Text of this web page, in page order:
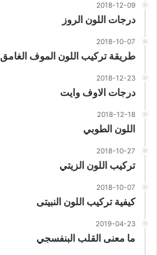
2018-12-09
درجات اللون الروز
2018-10-07
طريقة تركيب اللون الموف الغامق
2018-12-23
درجات الاوف وايت
2018-12-18
اللون الطوبي
2018-10-27
تركيب اللون الزيتي
2018-10-07
كيفية تركيب اللون النبيتى
2019-04-23
ما معنى القلب البنفسجي